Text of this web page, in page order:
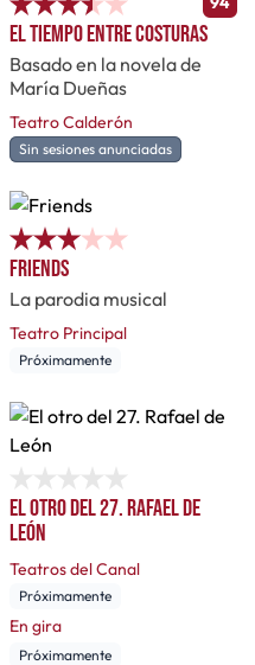
El tiempo entre costuras
Basado en la novela de
María Dueñas
Teatro Calderón
Sin sesiones anunciadas
Friends
La parodia musical
Teatro Principal
Próximamente
El otro del 27. Rafael de
León
Teatros del Canal
Próximamente
En gira
Próximamente